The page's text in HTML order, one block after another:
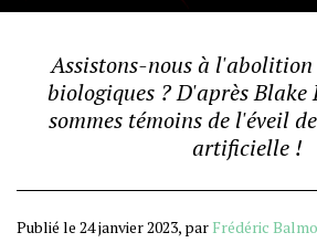
Assistons-nous à l'abolition
biologiques ? D'après Blake
sommes témoins de l'éveil
artificielle !
Publié le 24 janvier 2023, par Frédéric